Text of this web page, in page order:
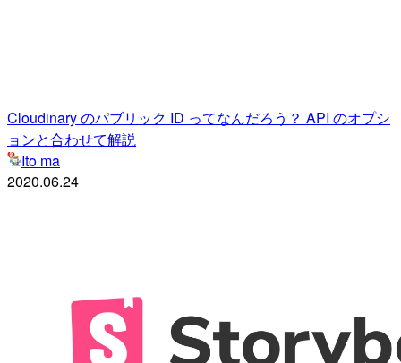
Cloudinary のパブリック ID ってなんだろう？ API のオプシ
ョンと合わせて解説
Ito ma
2020.06.24